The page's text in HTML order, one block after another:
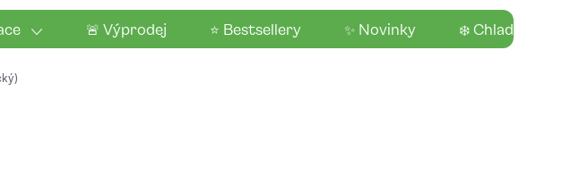
🚨 Výprodej ⭐ Bestsellery ✨ Novinky ❄️ Chladící